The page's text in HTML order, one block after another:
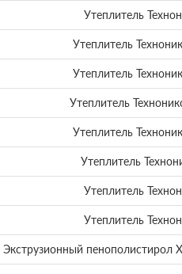
Утеплитель
Утеплитель
Утеплитель
Утеплитель
Утеплитель
Утеплитель
Утеплитель
Утеплитель
Экструзионный